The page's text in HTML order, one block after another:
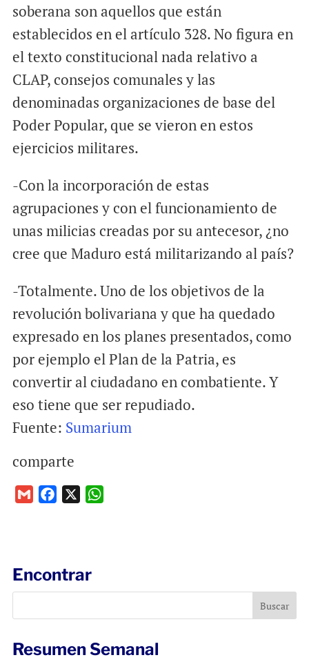
soberana son aquellos que están
establecidos en el artículo 328. No figura en
el texto constitucional nada relativo a
CLAP, consejos comunales y las
denominadas organizaciones de base del
Poder Popular, que se vieron en estos
ejercicios militares.
-Con la incorporación de estas
agrupaciones y con el funcionamiento de
unas milicias creadas por su antecesor, ¿no
cree que Maduro está militarizando al país?
-Totalmente. Uno de los objetivos de la
revolución bolivariana y que ha quedado
expresado en los planes presentados, como
por ejemplo el Plan de la Patria, es
convertir al ciudadano en combatiente. Y
eso tiene que ser repudiado.
Fuente: Sumarium
comparte
o
k
p
Encontrar
Resumen Semanal